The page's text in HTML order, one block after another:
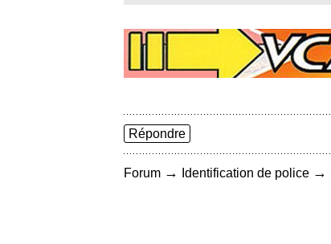
Répondre
Forum → Identification de police →